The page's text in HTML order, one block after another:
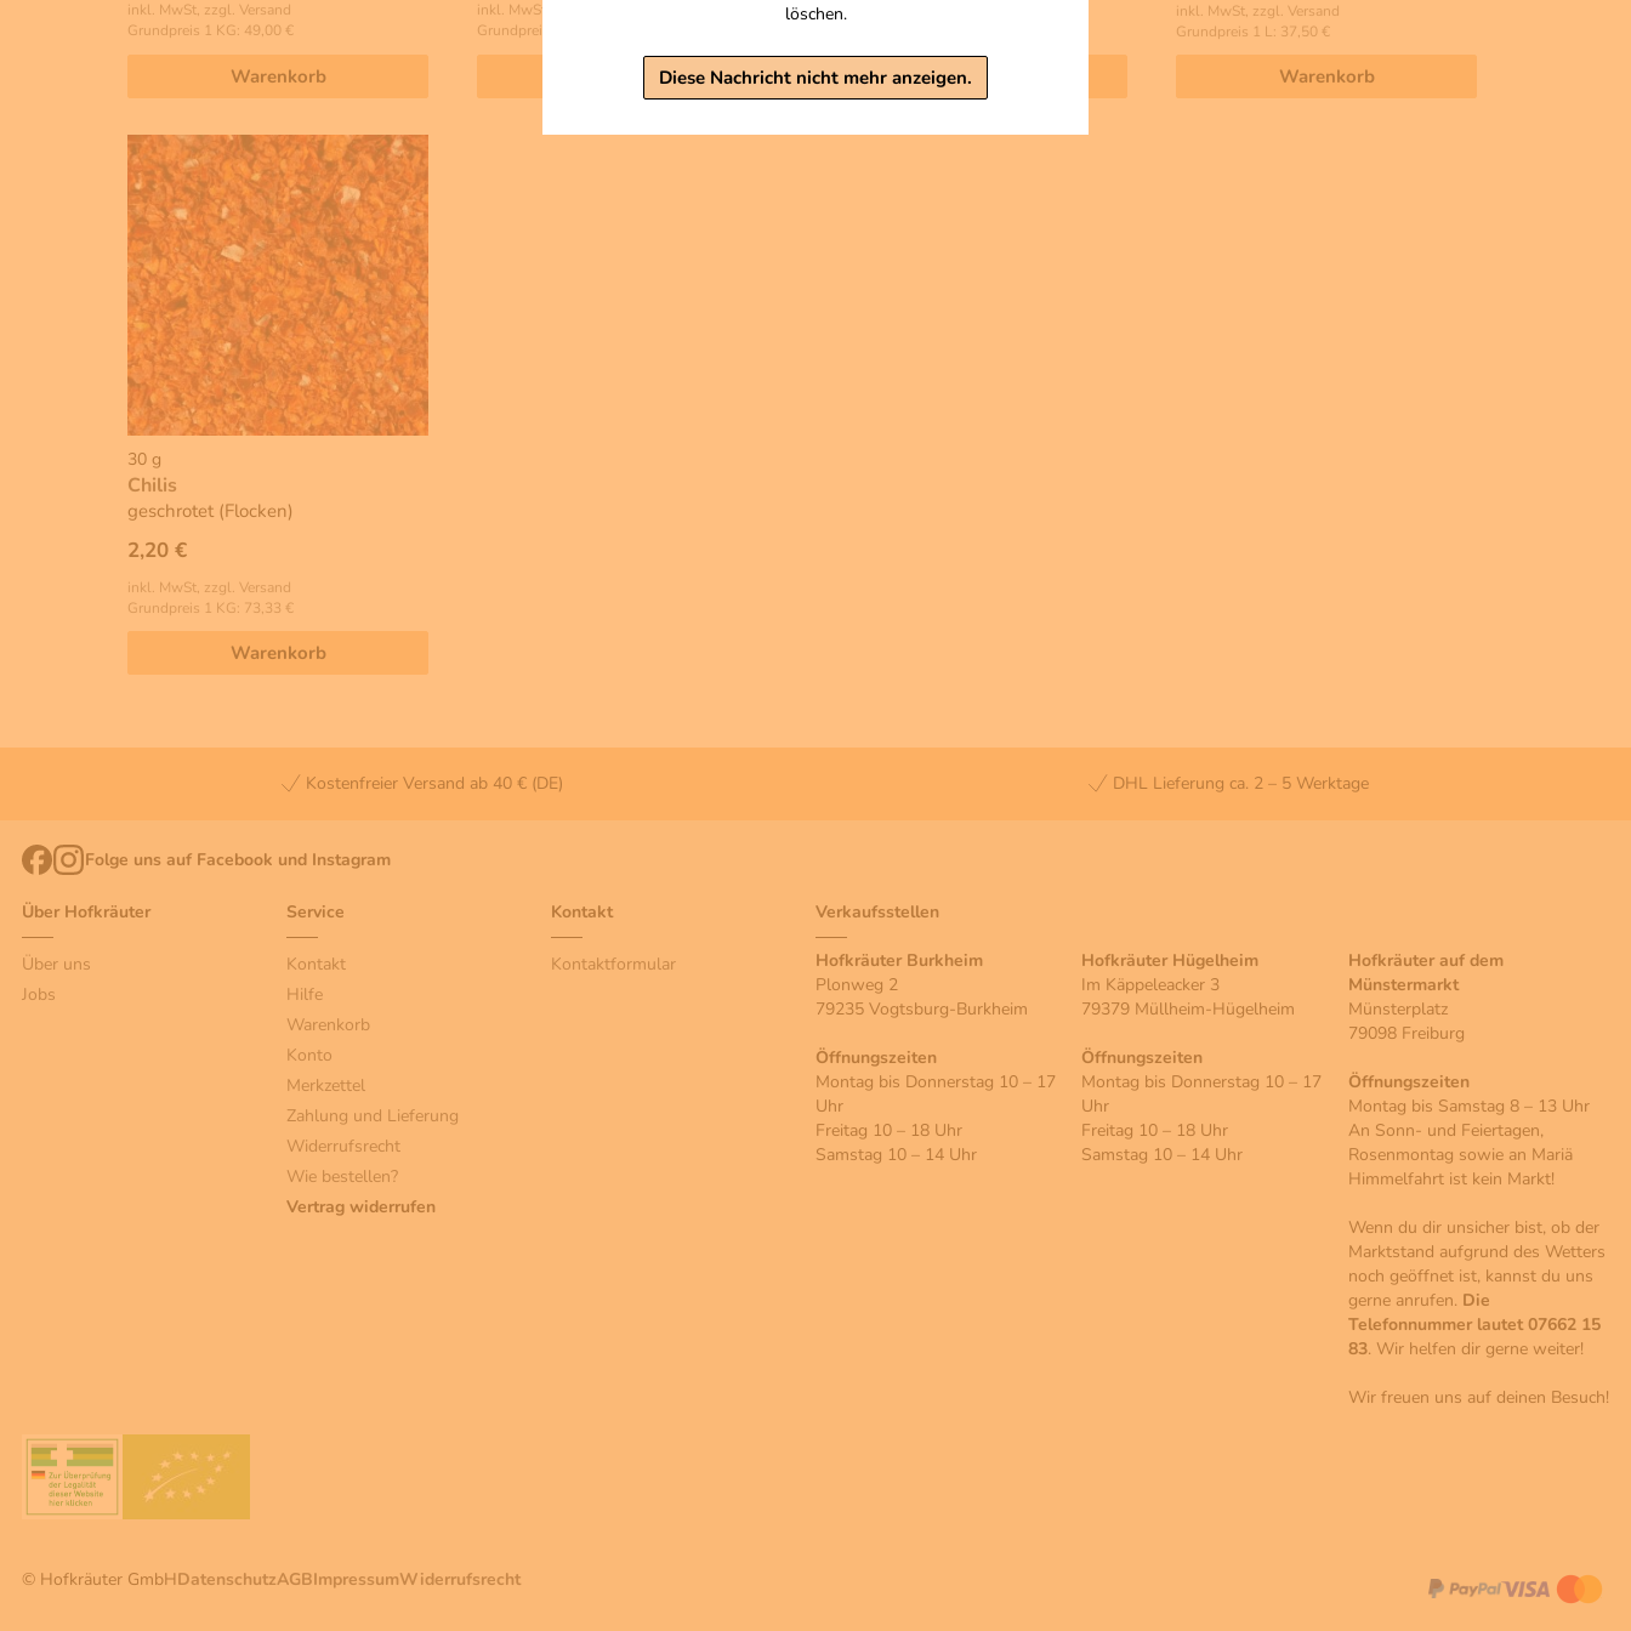
löschen.
Diese Nachricht nicht mehr anzeigen.
inkl. MwSt, zzgl. Versand
Grundpreis 1 KG: 49,00 €
Warenkorb
inkl. MwSt, zzgl. Versand
Grundpreis 1 KG: 24,50 €
Warenkorb Warenkorb
inkl. MwSt, zzgl. Versand
Grundpreis 1 L: 37,50 €
Warenkorb
30 g
Chilis
geschrotet (Flocken)
2,20 €
inkl. MwSt, zzgl. Versand
Grundpreis 1 KG: 73,33 €
Warenkorb
Kostenfreier Versand ab 40 € (DE) DHL Lieferung ca. 2 – 5 Werktage
Folge uns auf Facebook und Instagram
Über Hofkräuter
Über uns
Jobs
Service
Kontakt
Hilfe
Warenkorb
Konto
Merkzettel
Zahlung und Lieferung
Widerrufsrecht
Wie bestellen?
Vertrag widerrufen
Kontakt
Kontaktformular
Verkaufsstellen
Hofkräuter Burkheim
Plonweg 2
79235 Vogtsburg-Burkheim
Öffnungszeiten
Montag bis Donnerstag 10 – 17
Uhr
Freitag 10 – 18 Uhr
Samstag 10 – 14 Uhr
Hofkräuter Hügelheim
Im Käppeleacker 3
79379 Müllheim-Hügelheim
Öffnungszeiten
Montag bis Donnerstag 10 – 17
Uhr
Freitag 10 – 18 Uhr
Samstag 10 – 14 Uhr
Hofkräuter auf dem
Münstermarkt
Münsterplatz
79098 Freiburg
Öffnungszeiten
Montag bis Samstag 8 – 13 Uhr
An Sonn- und Feiertagen,
Rosenmontag sowie an Mariä
Himmelfahrt ist kein Markt!
Wenn du dir unsicher bist, ob der
Marktstand aufgrund des Wetters
noch geöffnet ist, kannst du uns
gerne anrufen. Die
Telefonnummer lautet 07662 15
83. Wir helfen dir gerne weiter!
Wir freuen uns auf deinen Besuch!
© Hofkräuter GmbHDatenschutzAGBImpressumWiderrufsrecht